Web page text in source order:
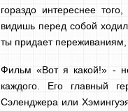
гораздо интереснее
видишь перед собой
ты придает
Фильм «Вот я какой!» -
каждого. Его главный
Сэленджера или